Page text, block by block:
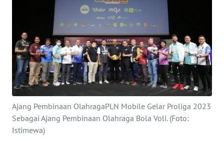
Ajang Pembinaan OlahragaPLN Mobile Gelar Proliga 2023
Sebagai Ajang Pembinaan Olahraga Bola Voli. (Foto:
Istimewa)
Informasi
INDEKS
BERITA
KONTAK
KAMI